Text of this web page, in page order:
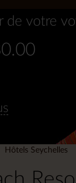
de votre
Hôtels Seychelles